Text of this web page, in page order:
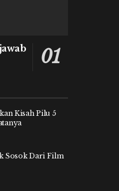
Kisah Pilu 5
Sosok Dari Film